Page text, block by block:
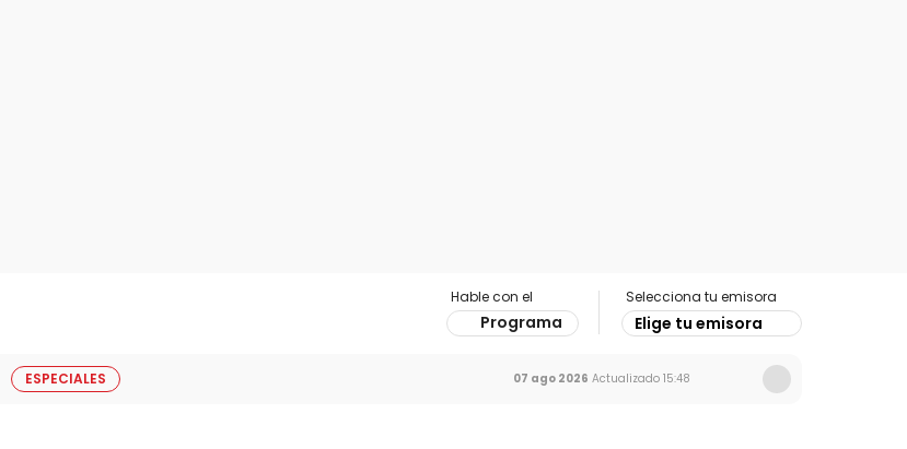
Hable con el
Programa
Selecciona tu emisora
Elige tu emisora
ESPECIALES 07 ago 2026 Actualizado 15:48